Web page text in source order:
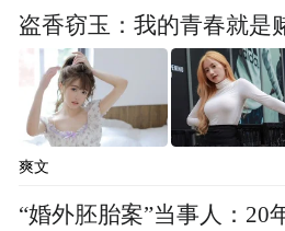
着良好的发展势头，增加
而济南高新区正是生物
区。目前落地于济南高
有在建项目25个，总投
中，省市重点项目11个，
盗香窃玉：我的青春就是
爽文
“婚外胚胎案”当事人：20